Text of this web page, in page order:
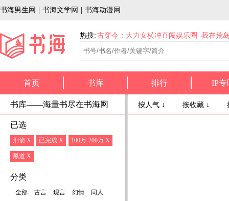
书海男生网 书海文学网 书海动漫网
热搜: 古穿今：大力女横冲直闯娱乐圈 我在荒
首页 书库 排行 IP专
书库——海量书尽在书海网
已选
刑侦 X 已完成 X 100万-200万 X
黑道 X
分类
全部 古言 现言 幻情 同人
按人气 ↓ 按收藏 ↓